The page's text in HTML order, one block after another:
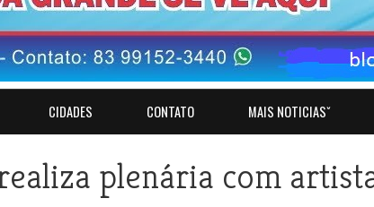
CIDADES CONTATO MAIS NOTICIASˇ
plenária com